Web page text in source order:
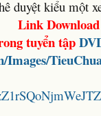
duyệt kiểu một
Link Download
tuyển tập